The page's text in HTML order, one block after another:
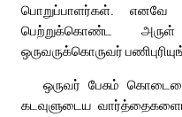
பொறுப்பாளர்கள்.
பெற்றுக்கொண்ட
ஒருவருக்கொருவர்
ஒருவர் பேசும்
கடவுளுடைய